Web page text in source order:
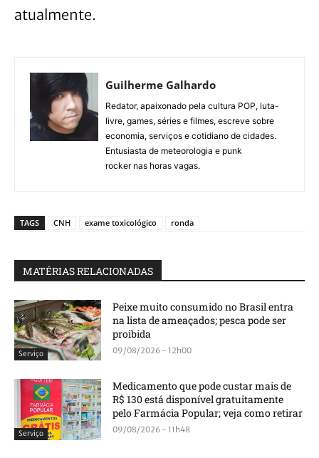
atualmente.
Guilherme Galhardo
Redator, apaixonado pela cultura POP, luta-
livre, games, séries e filmes, escreve sobre
economia, serviços e cotidiano de cidades.
Entusiasta de meteorologia e punk
rocker nas horas vagas.
TAGS CNH exame toxicológico ronda
MATÉRIAS RELACIONADAS
Serviço
Peixe muito consumido no Brasil entra
na lista de ameaçados; pesca pode ser
proibida
09/08/2026 - 12h00
Serviço
Medicamento que pode custar mais de
R$ 130 está disponível gratuitamente
pelo Farmácia Popular; veja como retirar
09/08/2026 - 11h48